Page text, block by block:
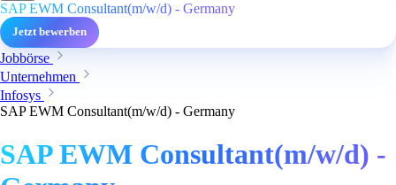
SAP EWM Consultant(m/w/d) - Germany
Jetzt bewerben
Jobbörse
Unternehmen
Infosys
SAP EWM Consultant(m/w/d) - Germany
SAP EWM Consultant(m/w/d) -